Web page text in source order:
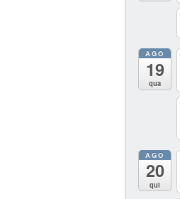
AGO
19
qua
AGO
20
qui